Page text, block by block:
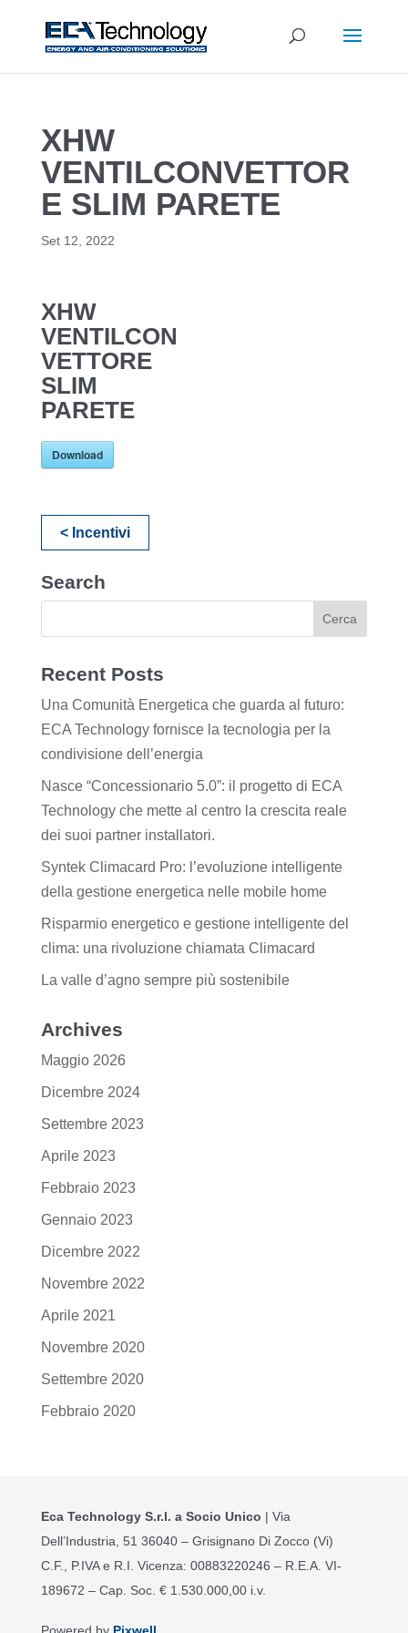
XHW
VENTILCONVETTOR
E SLIM PARETE
Set 12, 2022
XHW
VENTILCON
VETTORE
SLIM
PARETE
Download
< Incentivi
Search
Recent Posts
Una Comunità Energetica che guarda al futuro:
ECA Technology fornisce la tecnologia per la
condivisione dell’energia
Nasce “Concessionario 5.0”: il progetto di ECA
Technology che mette al centro la crescita reale
dei suoi partner installatori.
Syntek Climacard Pro: l’evoluzione intelligente
della gestione energetica nelle mobile home
Risparmio energetico e gestione intelligente del
clima: una rivoluzione chiamata Climacard
La valle d’agno sempre più sostenibile
Archives
Maggio 2026
Dicembre 2024
Settembre 2023
Aprile 2023
Febbraio 2023
Gennaio 2023
Dicembre 2022
Novembre 2022
Aprile 2021
Novembre 2020
Settembre 2020
Febbraio 2020
Eca Technology S.r.l. a Socio Unico | Via
Dell’Industria, 51 36040 – Grisignano Di Zocco (Vi)
C.F., P.IVA e R.I. Vicenza: 00883220246 – R.E.A. VI-
189672 – Cap. Soc. € 1.530.000,00 i.v.